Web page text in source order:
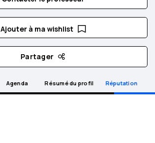
Ajouter à ma wishlist
Partager
Agenda Résumé du profil Réputation